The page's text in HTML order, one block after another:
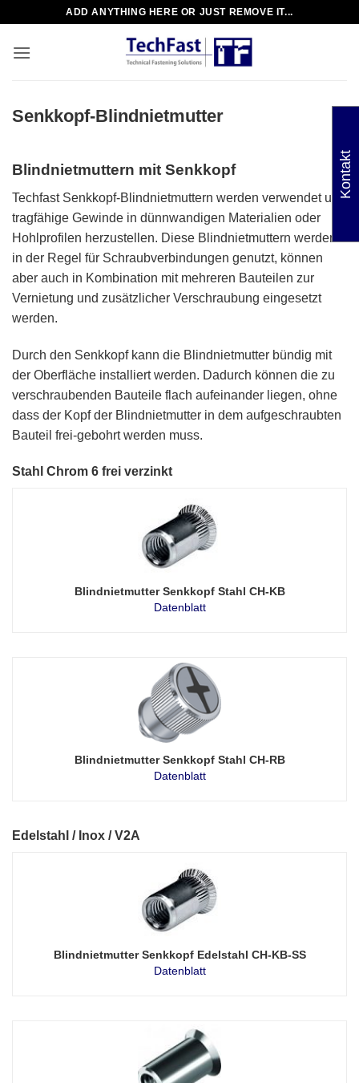
springen
ADD ANYTHING HERE OR JUST REMOVE IT...
Senkkopf-Blindnietmutter
Blindnietmuttern mit Senkkopf
Techfast Senkkopf-Blindnietmuttern werden verwendet um
tragfähige Gewinde in dünnwandigen Materialien oder
Hohlprofilen herzustellen. Diese Blindnietmuttern werden
in der Regel für Schraubverbindungen genutzt, können
aber auch in Kombination mit mehreren Bauteilen zur
Vernietung und zusätzlicher Verschraubung eingesetzt
werden.
Durch den Senkkopf kann die Blindnietmutter bündig mit
der Oberfläche installiert werden. Dadurch können die zu
verschraubenden Bauteile flach aufeinander liegen, ohne
dass der Kopf der Blindnietmutter in dem aufgeschraubten
Bauteil frei-gebohrt werden muss.
Stahl Chrom 6 frei verzinkt
Blindnietmutter Senkkopf Stahl CH-KB
Datenblatt
Blindnietmutter Senkkopf Stahl CH-RB
Datenblatt
Edelstahl / Inox / V2A
Blindnietmutter Senkkopf Edelstahl CH-KB-SS
Datenblatt
Kontakt